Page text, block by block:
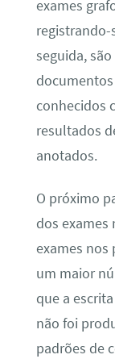
exames
registrando-
seguida,
conhecidos
resultados
anotados.
O próximo
dos exames
exames nos
um maior
que a
não foi
padrões de